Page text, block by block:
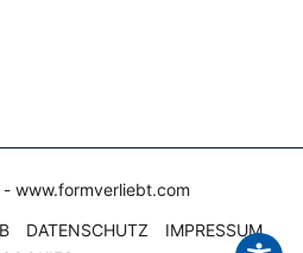
- www.formverliebt.com
DATENSCHUTZ
IMPRESSUM